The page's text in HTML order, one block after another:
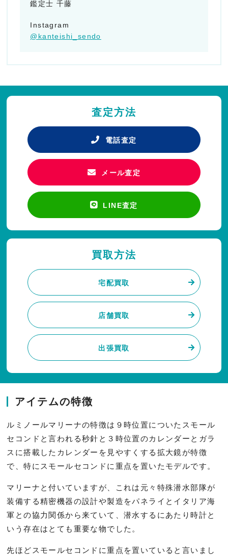
鑑定士 千藤
Instagram
@kanteishi_sendo
査定方法
電話査定
メール査定
LINE査定
買取方法
宅配買取
店舗買取
出張買取
アイテムの特徴
ルミノールマリーナの特徴は９時位置についたスモール
セコンドと言われる秒針と３時位置のカレンダーとガラ
スに搭載したカレンダーを見やすくする拡大鏡が特徴
で、特にスモールセコンドに重点を置いたモデルです。
マリーナと付いていますが、これは元々特殊潜水部隊が
装備する精密機器の設計や製造をパネライとイタリア海
軍との協力関係から来ていて、潜水するにあたり時計と
いう存在はとても重要な物でした。
先ほどスモールセコンドに重点を置いていると言いまし